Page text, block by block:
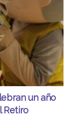
un año
Retiro